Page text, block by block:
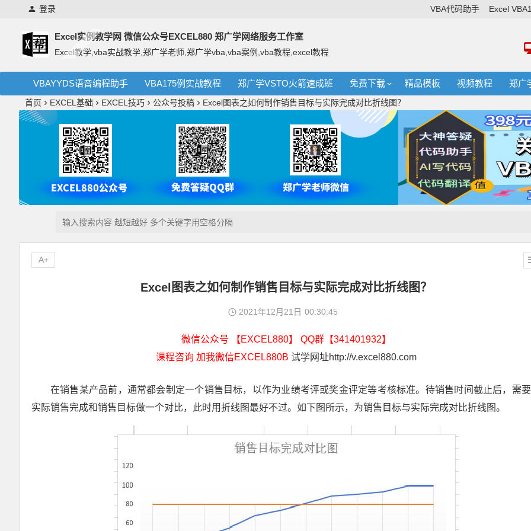
登录 VBA代码助手 Excel
Excel实例教学网 微信公众号EXCEL880 郑广学网络服务工作室
Excel教学,vba实战教学,郑广学老师,郑广学vba,vba案例,vba教程,excel教程
VBAYYDS语音编程助手 VBA175例实战教程 郑广学VSTO火箭速成班 免费下载 精品模板 视频教程 郑广
首页 EXCEL基础 EXCEL技巧 公众号投稿 Excel图表之如何制作销售目标与实际完成对比折线图？
Excel图表之如何制作销售目标与实际完成对比折线图？
2021年12月21日 00:30:45
微信公众号 【EXCEL880】 QQ群【341401932】
课程咨询 加我微信EXCEL880B 试学网址http://v.excel880.com
在销售某产品前，通常都会制定一个销售目标，以作为业绩考评或奖金评定等考核标准。待销售时间截止后，需
实际销售完成和销售目标做一个对比，此时用折线图最好不过。如下图所示，为销售目标与实际完成对比折线图。
A+